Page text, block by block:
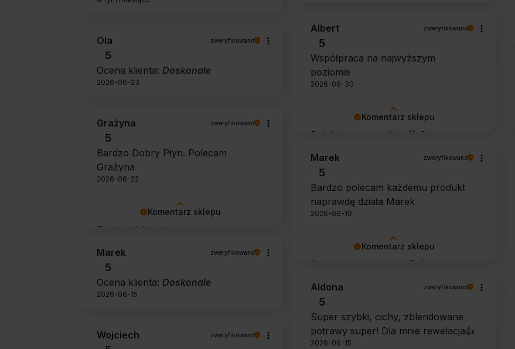
Komentarz sklepu
Dziękujemy za opinię 🙂 Cieszymy
zakup spełniły Pana oczekiwania.
Dziękujemy za zaufanie.
Albert zweryfikowano
5
Współpraca na najwyższym
poziomie
2026-06-30
Ola zweryfikowano
5
Ocena klienta: Doskonale
2026-06-23
Komentarz sklepu
Bardzo dziękujemy za pozytywną
zapewniał doskonałe efekty przy
każdym użyciu.
Grażyna zweryfikowano
5
Bardzo Dobry Płyn. Polecam
Grażyna
2026-06-22
Komentarz sklepu
Dziękujemy za opinię 🙂 Cieszymy
potwierdził swoją skuteczność.
Marek zweryfikowano
5
Bardzo polecam każdemu produkt
naprawdę działa Marek
2026-06-19
Marek zweryfikowano
5
Ocena klienta: Doskonale
2026-06-15
Aldona zweryfikowano
5
Super szybki, cichy, zblendowane
potrawy super! Dla mnie rewelacja👍️
2026-06-15
Wojciech zweryfikowano